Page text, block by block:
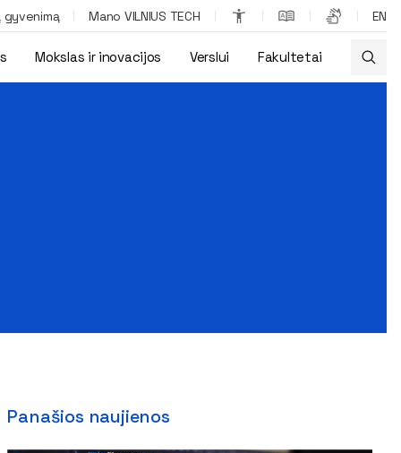
gyvenimą Mano VILNIUS TECH EN
Mokslas ir inovacijos Verslui Fakultetai
Panašios naujienos